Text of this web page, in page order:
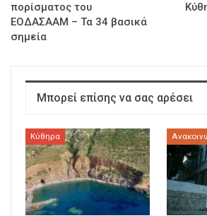
πορίσματος του
ΕΟΔΑΣΑΑΜ – Τα 34 βασικά
σημεία
Μπορεί επίσης να σας αρέσει
Κύθηρα